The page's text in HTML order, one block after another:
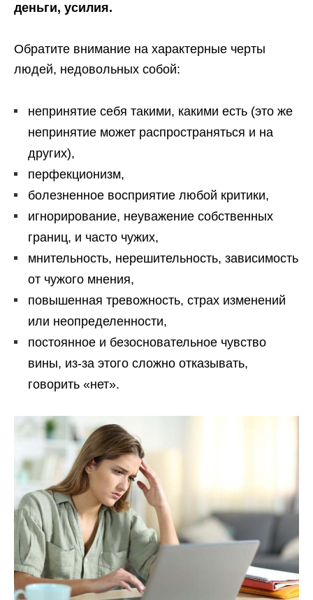
деньги, усилия.
Обратите внимание на характерные черты
людей, недовольных собой:
непринятие себя такими, какими есть (это же
непринятие может распространяться и на
других),
перфекционизм,
болезненное восприятие любой критики,
игнорирование, неуважение собственных
границ, и часто чужих,
мнительность, нерешительность, зависимость
от чужого мнения,
повышенная тревожность, страх изменений
или неопределенности,
постоянное и безосновательное чувство
вины, из-за этого сложно отказывать,
говорить «нет».